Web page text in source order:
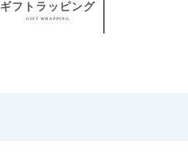
ギフトラッピング
GIFT WRAPPING